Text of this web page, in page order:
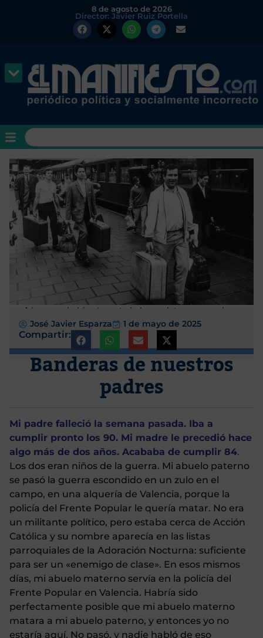
8 de agosto de 2026
Director: Javier Ruiz Portella
Aún no se habían inventado las maletas con ruedas...
José Javier Esparza 1 de mayo de 2025
Compartir:
Banderas de nuestros
padres
Mi padre falleció la semana pasada. Iba a
cumplir pronto los 90. Mi madre le precedió hace
algo más de dos años. Acababa de cumplir 84.
Los dos eran niños de la guerra. Mi abuelo paterno
se pasó la guerra escondido en un zulo en el
campo, en una alquería de Valencia, porque la
policía del Frente Popular le quería matar. No era
un militante político, pero estaba cerca de Acción
Católica y su nombre aparecía en las listas
parroquiales de la Adoración Nocturna: suficiente
para ser un «enemigo de clase». En esos mismos
días, mi abuelo materno servía en la policía del
Frente Popular en Valencia. Habría sido
perfectamente posible que mi abuelo materno
matara a mi abuelo paterno, y entonces yo no
estaría aquí. No pasó, y nadie habló de eso